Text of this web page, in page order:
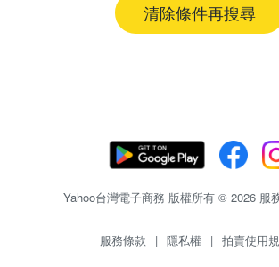
清除條件再搜尋
Yahoo台灣電子商務 版權所有 © 2026 服
服務條款 | 隱私權 | 拍賣使用